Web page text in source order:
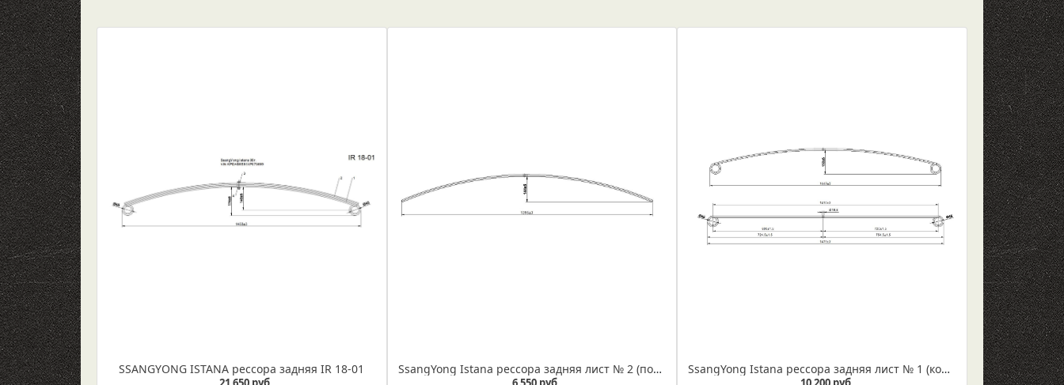
SSANGYONG ISTANA рессора задняя IR 18-01 SsangYong Istana рессора задняя лист № 2 (подкоренной) IR 18-01-02 SsangYong Istana рессора задняя лист № 1 (коренной) IR 18-01-01